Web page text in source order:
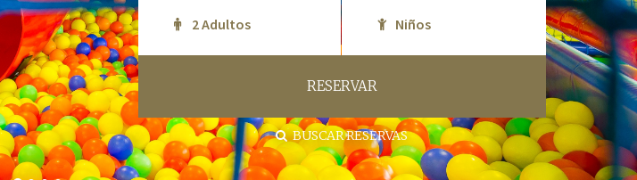
RESERVAR
BUSCAR RESERVAS